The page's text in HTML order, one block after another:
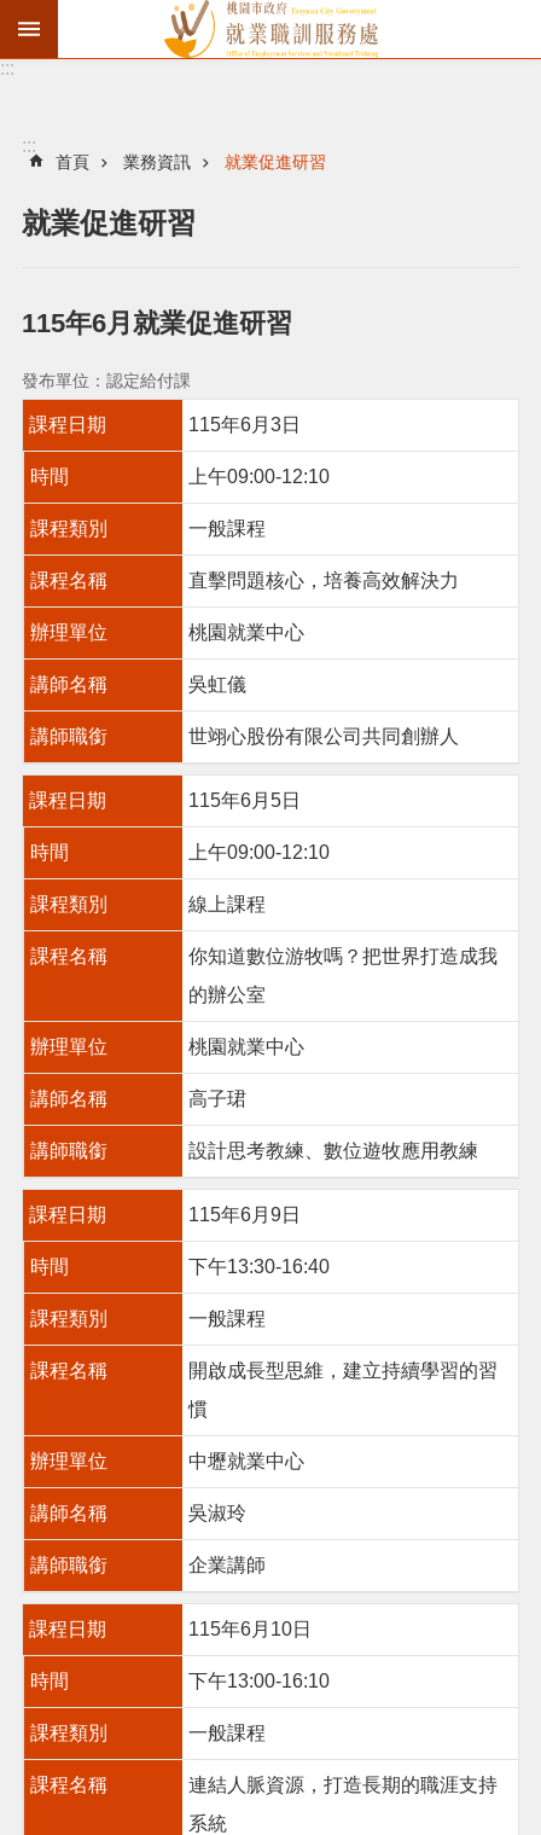
報
徵
才
業
給
付
訊
息
公
告
認
識
們
業
務
資
訊
服
務
機
關
通
訊
政
府
資
訊
公
開
首
網
導
覽
政
箱
見
:::
:::
首頁 業務資訊 就業促進研習
就業促進研習
115年6月就業促進研習
發布單位：認定給付課
課程日期 115年6月3日
時間 上午09:00-12:10
課程類別 一般課程
課程名稱 直擊問題核心，培養高效解決力
辦理單位 桃園就業中心
講師名稱 吳虹儀
講師職銜 世翊心股份有限公司共同創辦人
課程日期 115年6月5日
時間 上午09:00-12:10
課程類別 線上課程
課程名稱
你知道數位游牧嗎？把世界打造成我
的辦公室
辦理單位 桃園就業中心
講師名稱 高子珺
講師職銜 設計思考教練、數位遊牧應用教練
課程日期 115年6月9日
時間 下午13:30-16:40
課程類別 一般課程
課程名稱
開啟成長型思維，建立持續學習的習
慣
辦理單位 中壢就業中心
講師名稱 吳淑玲
講師職銜 企業講師
課程日期 115年6月10日
時間 下午13:00-16:10
課程類別 一般課程
課程名稱
連結人脈資源，打造長期的職涯支持
系統